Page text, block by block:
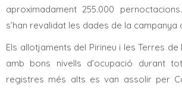
aproximadament 255.000
s’han revalidat les dades de la campanya
Els allotjaments del Pirineu i les Terres
amb bons nivells d’ocupació durant
registres més alts es van assolir per